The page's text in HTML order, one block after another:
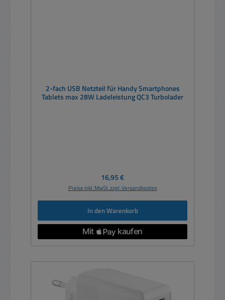
2-fach USB Netzteil für Handy Smartphones
Tablets max 28W Ladeleistung QC3 Turbolader
Regulärer Preis:
16,95 €
Preise inkl. MwSt. zzgl. Versandkosten
In den Warenkorb